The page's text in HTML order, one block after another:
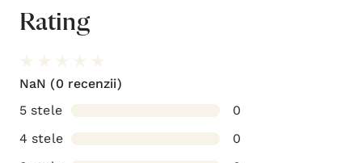
Rating
NaN (0 recenzii)
5 stele
0
4 stele
0